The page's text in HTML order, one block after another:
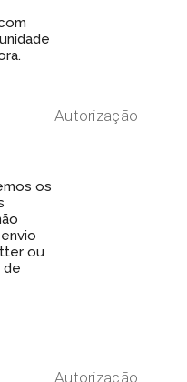
os
ou
de
Autorização
Autorização